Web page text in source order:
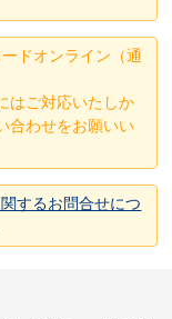
ドオンライン（通
はご対応いたしか
合わせをお願いい
するお問合せにつ